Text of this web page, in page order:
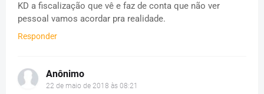
KD a fiscalização que vê e faz de conta que não ver
pessoal vamos acordar pra realidade.
Responder
Anônimo
22 de maio de 2018 às 08:21